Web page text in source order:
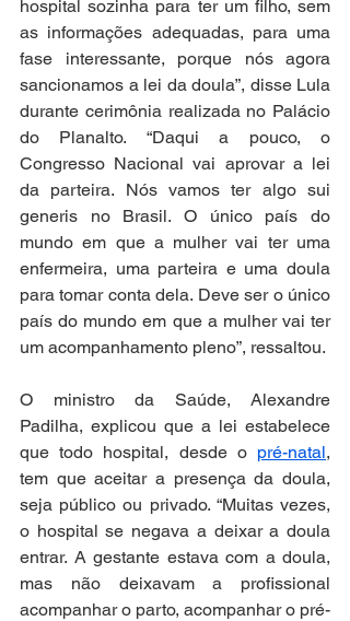
hospital sozinha para ter um filho, sem
as informações adequadas, para uma
fase interessante, porque nós agora
sancionamos a lei da doula”, disse Lula
durante cerimônia realizada no Palácio
do Planalto. “Daqui a pouco, o
Congresso Nacional vai aprovar a lei
da parteira. Nós vamos ter algo sui
generis no Brasil. O único país do
mundo em que a mulher vai ter uma
enfermeira, uma parteira e uma doula
para tomar conta dela. Deve ser o único
país do mundo em que a mulher vai ter
um acompanhamento pleno”, ressaltou.
O ministro da Saúde, Alexandre
Padilha, explicou que a lei estabelece
que todo hospital, desde o pré-natal,
tem que aceitar a presença da doula,
seja público ou privado. “Muitas vezes,
o hospital se negava a deixar a doula
entrar. A gestante estava com a doula,
mas não deixavam a profissional
acompanhar o parto, acompanhar o pré-